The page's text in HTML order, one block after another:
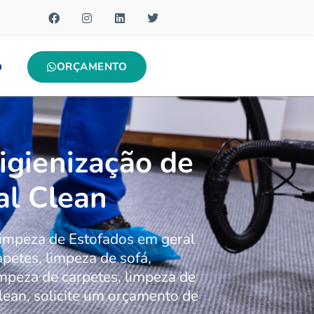
ORÇAMENTO
de
Clean
de Estofados em geral
limpeza de sofá,
de carpetes, limpeza de
solicite um orçamento de